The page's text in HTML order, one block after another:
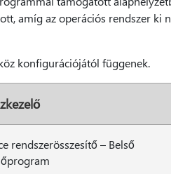
amíg az operációs rendszer ki
konfigurációjától függenek.
rendszerösszesítő – Belső